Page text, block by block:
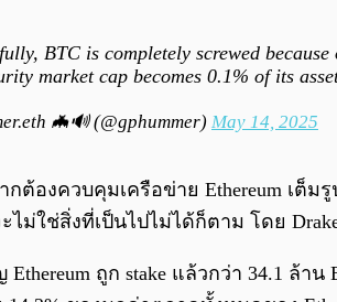
BTC is completely screwed
market cap becomes 0.1% of its
🦇🔊 (@gphummer) May 14, 2025
กต้องควบคุมเครือข่าย Ethereum เต็
ไม่ใช่สิ่งที่เป็นไปไม่ได้ก็ตาม โดย
ถูก stake แล้วกว่า 34.1 ล้